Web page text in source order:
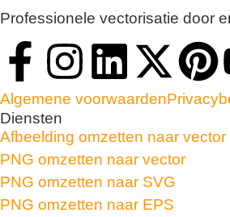
Professionele vectorisatie door
Algemene voorwaarden
Diensten
Afbeelding omzetten naar vector
PNG omzetten naar vector
PNG omzetten naar SVG
PNG omzetten naar EPS